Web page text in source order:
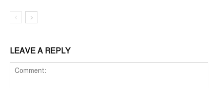
LEAVE A REPLY